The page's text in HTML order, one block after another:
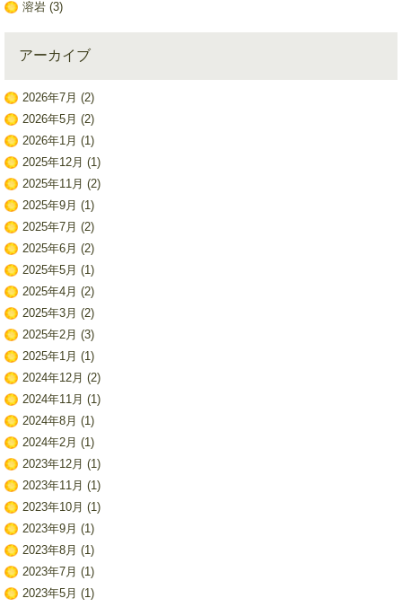
溶岩(3)
アーカイブ
2026年7月 (2)
2026年5月 (2)
2026年1月 (1)
2025年12月 (1)
2025年11月 (2)
2025年9月 (1)
2025年7月 (2)
2025年6月 (2)
2025年5月 (1)
2025年4月 (2)
2025年3月 (2)
2025年2月 (3)
2025年1月 (1)
2024年12月 (2)
2024年11月 (1)
2024年8月 (1)
2024年2月 (1)
2023年12月 (1)
2023年11月 (1)
2023年10月 (1)
2023年9月 (1)
2023年8月 (1)
2023年7月 (1)
2023年5月 (1)